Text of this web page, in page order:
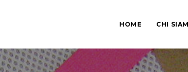
HOME CHI